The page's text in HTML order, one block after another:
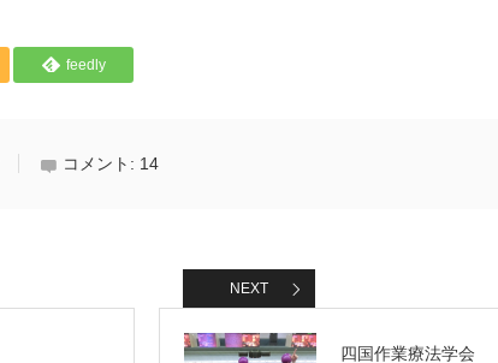
feedly
コメント: 14
NEXT
四国作業療法学会